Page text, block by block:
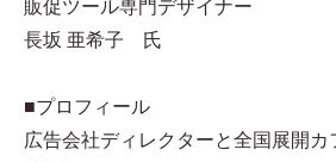
販促ツール専門デザイナー
長坂 亜希子 氏
■プロフィール​
広告会社ディレクターと全国展開カ